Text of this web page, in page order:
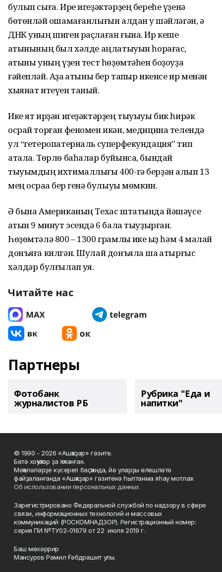
булып сыға. Ире игеҙәктәрҙең береһе үҙенә
бөтөнләй оҡшамағанлығын алдан уҡ шәйләгән, ә
ДНК уның шиген раҫлаған ғына. Ир кеше
ҡатынының был хәлде аңлатыуын һорағас,
ҡатыны уның үҙен тест һөҙөмтәһен боҙоуҙа
ғәйепләй. Аҙаҡ ҡатыны бер тапҡыр икенсе ир менән
хыянат итеүен таный.
Ике ят ирҙән игеҙәктәрҙең тыуыуы бик һирәк
осрай торған феномен икән, медицина телендә
ул “гетеропатерналь суперфекундация” тип
атала. Төрлө баһалар буйынса, бындай
тыуымдың ихтималлығы 400-гә берҙән алып 13
мең осраҡҡа бер генә булыуы мөмкин.
Ә бына Американың Техас штатында йәшәүсе
ҡатын 9 минут эсендә 6 бала тыуҙырған.
Һөҙөмтәлә 800 – 1300 грамлыҡ ике ҡыҙ һәм 4 малай
донъяға килгән. Шулай донъяла шаҡ ҡатырғыс
хәлдәр булғылап ҡуя.
Читайте нас
Партнеры
Фотобанк
журналистов РБ
Рубрика "Еда и
напитки"
© 1990 - 2026 «Ашҡаҙар» гәзите.
Бөтә хоҡуҡтар ҙа яҡланған.
Мәҡәләләрҙе күсереп баҫҡанда, йә уларҙы өлөшләтә
файҙаланғанда «Ашҡаҙар» гәзитенә һылтанма яһау мотлаҡ.
Об использовании персональных данных
Зарегистрировано Федеральной службой по надзору в сфере
связи, информационных технологий и массовых
коммуникаций (РОСКОМНАДЗОР). Регистрационный номер:
серия ПИ №ТУ02-01679 от 22 июля 2019 г.
Баш мөхәррир
Мансуров Рәмил Ғәбдрәшит улы.